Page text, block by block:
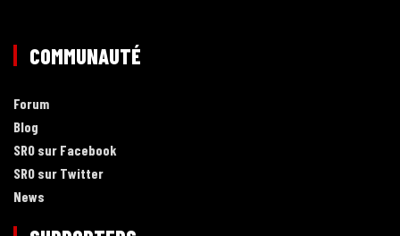
COMMUNAUTÉ
Forum
Blog
SRO sur Facebook
SRO sur Twitter
News